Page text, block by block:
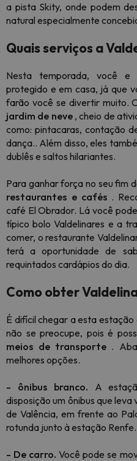
a pista Skity, onde podem
natural especialmente
Quais serviços a
Nesta temporada, você e
protegido e em casa, já que
farão você se divertir muito.
jardim de neve, cheio de
como: pintacaras, contação
dança.. Além disso, eles
dublês e saltos hilariantes.
Para ganhar força no seu fim
restaurantes e cafés .
café El Obrador. Lá você
típico bolo Valdelinares e a
comer, o restaurante
terá a oportunidade de
requintados cardápios do dia.
Como obter
É difícil chegar a esta estação
não se preocupe, pois é
meios de transporte .
melhores opções.
- ônibus branco. A
disposição um ônibus que
de Valência, em frente ao
rotunda junto à estação Renfe.
- De carro. Você pode se